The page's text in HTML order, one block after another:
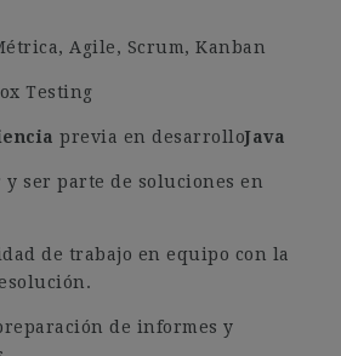
Agile, Scrum, Kanban
Testing
previa en desarrolloJava
y ser parte de soluciones en
de trabajo en equipo con la
de informes y